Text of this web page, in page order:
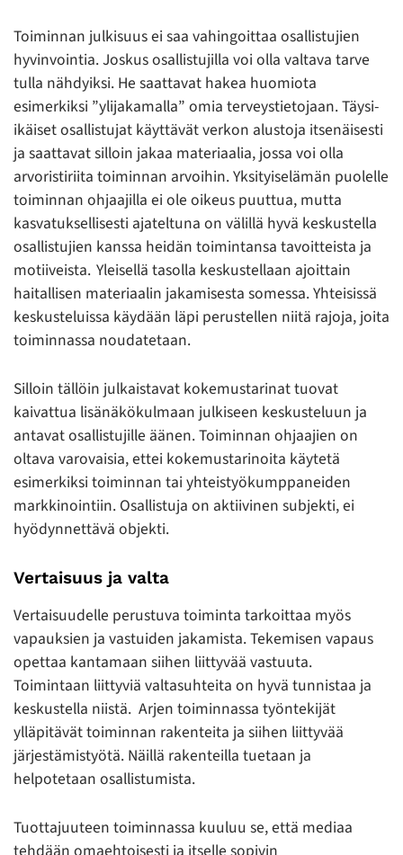
Toiminnan julkisuus ei saa vahingoittaa osallistujien
hyvinvointia. Joskus osallistujilla voi olla valtava tarve
tulla nähdyiksi. He saattavat hakea huomiota
esimerkiksi ”ylijakamalla” omia terveystietojaan. Täysi-
ikäiset osallistujat käyttävät verkon alustoja itsenäisesti
ja saattavat silloin jakaa materiaalia, jossa voi olla
arvoristiriita toiminnan arvoihin. Yksityiselämän puolelle
toiminnan ohjaajilla ei ole oikeus puuttua, mutta
kasvatuksellisesti ajateltuna on välillä hyvä keskustella
osallistujien kanssa heidän toimintansa tavoitteista ja
motiiveista. Yleisellä tasolla keskustellaan ajoittain
haitallisen materiaalin jakamisesta somessa. Yhteisissä
keskusteluissa käydään läpi perustellen niitä rajoja, joita
toiminnassa noudatetaan.
Silloin tällöin julkaistavat kokemustarinat tuovat
kaivattua lisänäkökulmaan julkiseen keskusteluun ja
antavat osallistujille äänen. Toiminnan ohjaajien on
oltava varovaisia, ettei kokemustarinoita käytetä
esimerkiksi toiminnan tai yhteistyökumppaneiden
markkinointiin. Osallistuja on aktiivinen subjekti, ei
hyödynnettävä objekti.
Vertaisuus ja valta
Vertaisuudelle perustuva toiminta tarkoittaa myös
vapauksien ja vastuiden jakamista. Tekemisen vapaus
opettaa kantamaan siihen liittyvää vastuuta.
Toimintaan liittyviä valtasuhteita on hyvä tunnistaa ja
keskustella niistä. Arjen toiminnassa työntekijät
ylläpitävät toiminnan rakenteita ja siihen liittyvää
järjestämistyötä. Näillä rakenteilla tuetaan ja
helpotetaan osallistumista.
Tuottajuuteen toiminnassa kuuluu se, että mediaa